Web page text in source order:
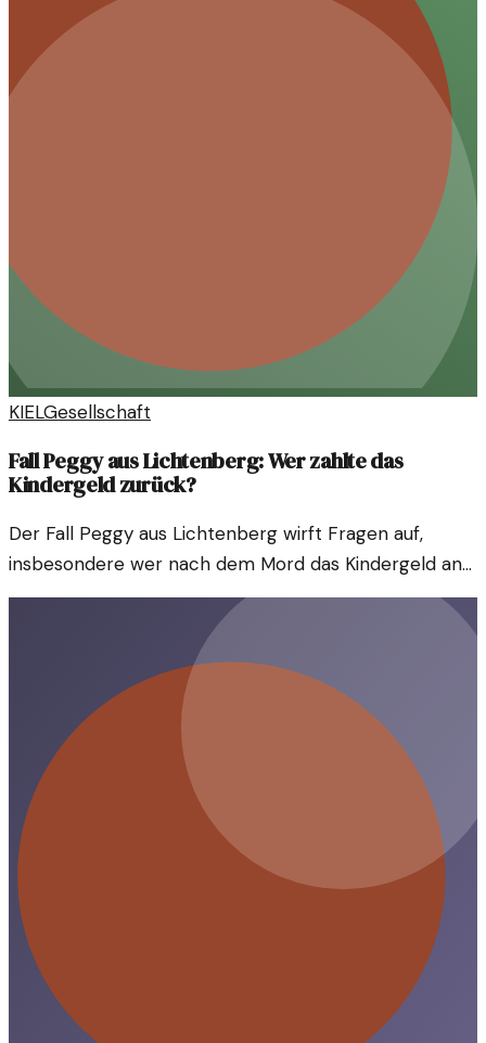
KIELGesellschaft
Fall Peggy aus Lichtenberg: Wer zahlte das
Kindergeld zurück?
Der Fall Peggy aus Lichtenberg wirft Fragen auf,
insbesondere wer nach dem Mord das Kindergeld an
die Behörden zurückzahlen musste. Hier ist der Verlauf